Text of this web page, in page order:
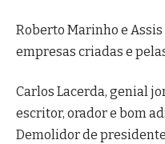
Roberto Marinho e
empresas criadas e
Carlos Lacerda, genial
escritor, orador e bom
Demolidor de